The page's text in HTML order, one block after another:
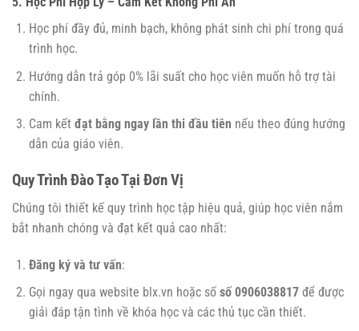
Học phí đầy đủ, minh bạch, không phát sinh chi phí trong quá
trình học.
Hướng dẫn trả góp 0% lãi suất cho học viên muốn hỗ trợ tài
chính.
Cam kết đạt bằng ngay lần thi đầu tiên nếu theo đúng hướng
dẫn của giáo viên.
Quy Trình Đào Tạo Tại Đơn Vị
Chúng tôi thiết kế quy trình học tập hiệu quả, giúp học viên nắm
bắt nhanh chóng và đạt kết quả cao nhất:
Đăng ký và tư vấn:
Gọi ngay qua website blx.vn hoặc số số 0906038817để được
giải đáp tận tình về khóa học và các thủ tục cần thiết.